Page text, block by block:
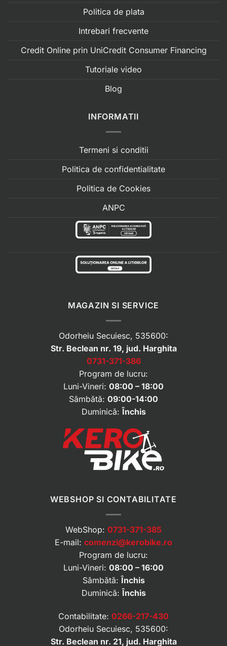
Politica de plata
Intrebari frecvente
Credit Online prin UniCredit Consumer Financing
Tutoriale video
Blog
INFORMATII
Termeni si conditii
Politica de confidentialitate
Politica de Cookies
ANPC
MAGAZIN SI SERVICE
Odorheiu Secuiesc, 535600:
Str. Beclean nr. 19, jud. Harghita
0731-371-386
Program de lucru:
Luni-Vineri: 08:00 – 18:00
Sâmbătă: 09:00-14:00
Duminică:Închis
WEBSHOP SI CONTABILITATE
WebShop: 0731-371-385
E-mail: comenzi@kerobike.ro
Program de lucru:
Luni-Vineri: 08:00 – 16:00
Sâmbătă: Închis
Duminică: Închis
Contabilitate: 0266-217-430
Odorheiu Secuiesc, 535600:
Str. Beclean nr. 21, jud. Harghita